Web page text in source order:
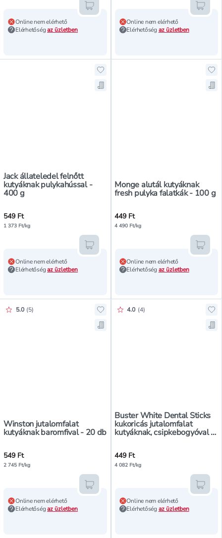
Online nem elérhető
Elérhetőségaz üzletben
Kosárba teszem
Online nem elérhető
Elérhetőség az üzletben
Jack állateledel felnőtt
kutyáknak pulykahússal -
400 g
Hozzáadás a kedvencekhez,
Mentés a bevásárló listára, Jack
549 Ft
1 373 Ft/kg
Online nem elérhető
Elérhetőségaz üzletben
Kosárba teszem
Monge alutál kutyáknak
fresh pulyka falatkák - 100 g
449 Ft
4 490 Ft/kg
Online nem elérhető
Elérhetőség az üzletben
Winston jutalomfalat
kutyáknak baromfival - 20 db
Értékelés pontszáma:
5.0 (5)
Hozzáadás a kedvencekhez,
Mentés a bevásárló listára,
549 Ft
2 745 Ft/kg
Online nem elérhető
Elérhetőségaz üzletben
Kosárba teszem
Buster White Dental Sticks
kukoricás jutalomfalat
kutyáknak, csipkebogyóval -
Értékelés pontszáma:
4.0 (4)
449 Ft
4 082 Ft/kg
Online nem elérhető
Elérhetőség az üzletben